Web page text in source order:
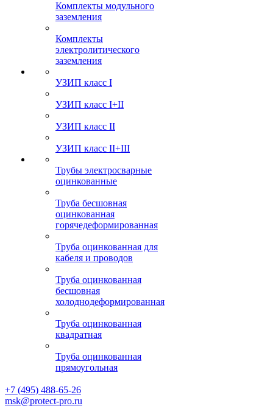
Комплекты модульного
заземления
Комплекты
электролитического
заземления
УЗИП класс I
УЗИП класс I+II
УЗИП класс II
УЗИП класс II+III
Трубы электросварные
оцинкованные
Труба бесшовная
оцинкованная
горячедеформированная
Труба оцинкованная для
кабеля и проводов
Труба оцинкованная
бесшовная
холоднодеформированная
Труба оцинкованная
квадратная
Труба оцинкованная
прямоугольная
+7 (495) 488-65-26
msk@protect-pro.ru